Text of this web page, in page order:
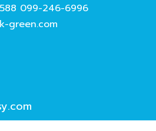
099-246-6996
green.com